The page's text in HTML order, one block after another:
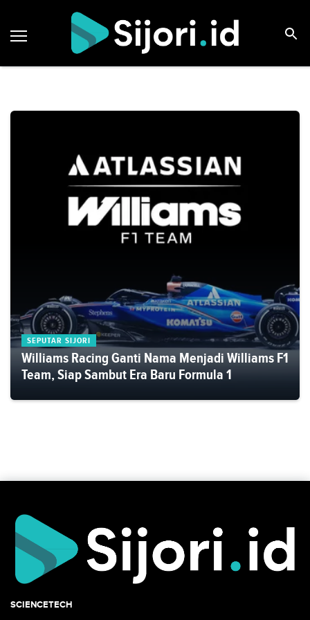
SEPUTAR SIJORI
Williams Racing Ganti Nama Menjadi Williams F1
Team, Siap Sambut Era Baru Formula 1
SCIENCETECH